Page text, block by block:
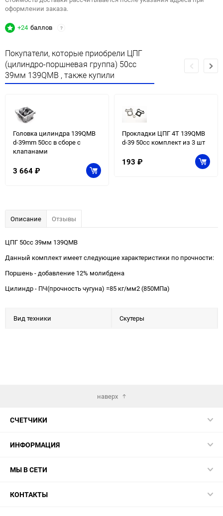
оформлении заказа.
+24 баллов ?
Покупатели, которые приобрели ЦПГ
(цилиндро-поршневая группа) 50cc
39мм 139QMB , также купили
Головка цилиндра 139QMB
d-39mm 50сс в сборе с
клапанами
3 664 ₽
Прокладки ЦПГ 4T 139QMB
d-39 50сс комплект из 3 шт
193 ₽
Описание Отзывы
ЦПГ 50cc 39мм 139QMB
Данный комплект имеет следующие характеристики по прочности:
Поршень - добавление 12% молибдена
Цилиндр - ПЧ(прочность чугуна) =85 кг/мм2 (850МПа)
Вид техники Скутеры
наверх
СЧЕТЧИКИ
ИНФОРМАЦИЯ
МЫ В СЕТИ
КОНТАКТЫ